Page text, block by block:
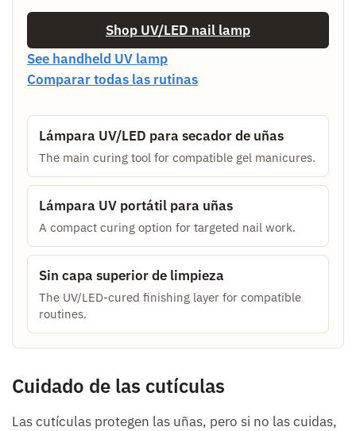
Shop UV/LED nail lamp
See handheld UV lamp
Comparar todas las rutinas
Lámpara UV/LED para secador de uñas
The main curing tool for compatible gel manicures.
Lámpara UV portátil para uñas
A compact curing option for targeted nail work.
Sin capa superior de limpieza
The UV/LED-cured finishing layer for compatible
routines.
Cuidado de las cutículas
Las cutículas protegen las uñas, pero si no las cuidas,